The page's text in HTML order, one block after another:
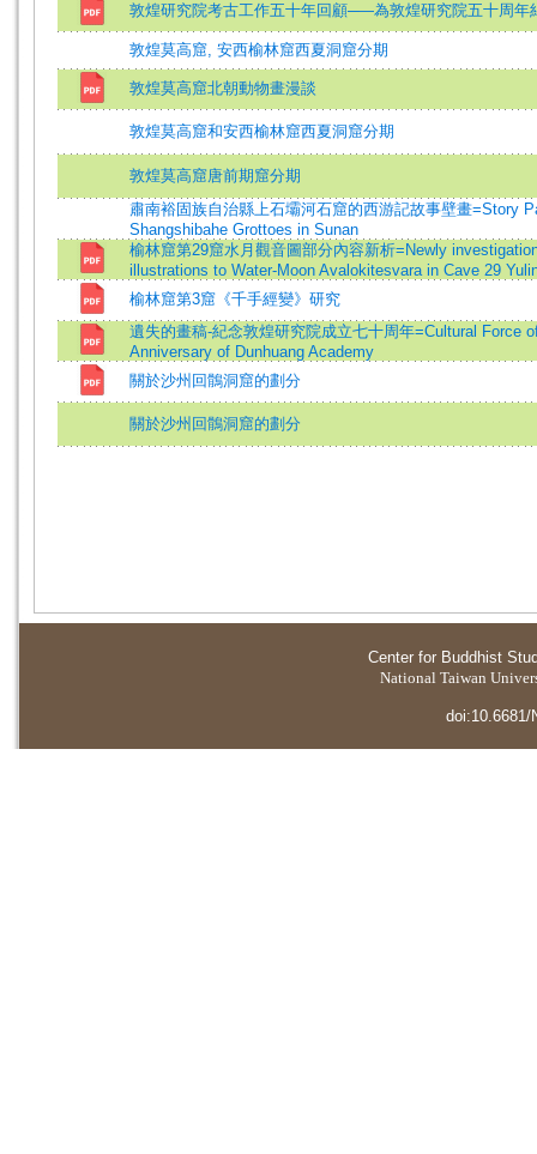
敦煌研究院考古工作五十年回顧─—為敦煌研究院五十周年
敦煌莫高窟, 安西榆林窟西夏洞窟分期
敦煌莫高窟北朝動物畫漫談
敦煌莫高窟和安西榆林窟西夏洞窟分期
敦煌莫高窟唐前期窟分期
肅南裕固族自治縣上石壩河石窟的西游記故事壁畫=Story
Shangshibahe Grottoes in Sunan
榆林窟第29窟水月觀音圖部分內容新析=Newly
illustrations to Water-Moon Avalokitesvara in Cave 29
榆林窟第3窟《千手經變》研究
遺失的畫稿-紀念敦煌研究院成立七十周年=Cultural
Anniversary of Dunhuang Academy
關於沙州回鶻洞窟的劃分
關於沙州回鶻洞窟的劃分
Center for Buddhist
National Taiwan
doi:10.6681/